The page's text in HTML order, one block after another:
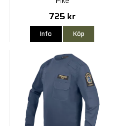
725 kr
Info Köp